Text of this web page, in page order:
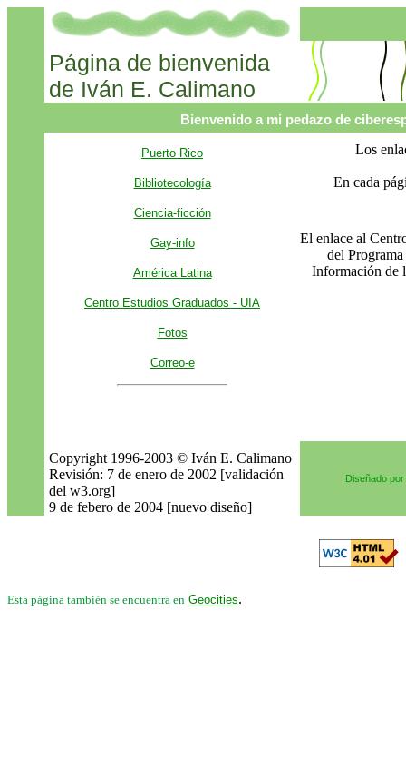
Página de bienvenida
de Iván E. Calimano
Bienvenido a mi pedazo de
Puerto Rico
Bibliotecología
Ciencia-ficción
Gay-info
América Latina
Centro Estudios Graduados - UIA
Fotos
Correo-e
Los
En cada
El enlace al
del
Información de
Copyright 1996-2003 © Iván E. Calimano
Revisión: 7 de enero de 2002 [validación
del w3.org]
9 de febero de 2004 [nuevo diseño]
Diseñado por
Esta página también se encuentra en Geocities.